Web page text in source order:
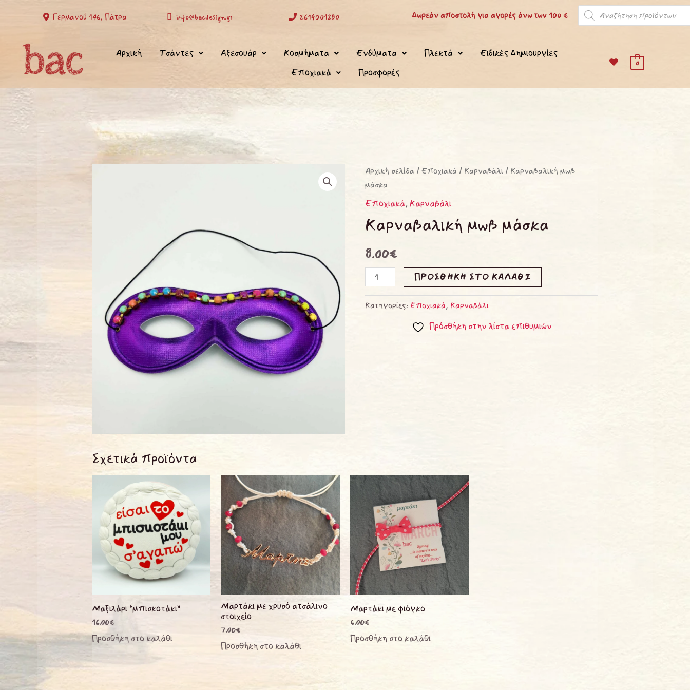
Γερμανού 146, Πάτρα info@bacdesign.gr 2614001280 Δωρεάν αποστολή για αγορές άνω των 100 €
Products
search
Αρχική Τσάντες Αξεσουάρ Κοσμήματα Ενδύματα Πλεκτά
Ειδικές Δημιουργίες
Εποχιακά
Προσφορές
0
Αρχική σελίδα /Εποχιακά / Καρναβάλι / Καρναβαλική μωβ
μάσκα
Εποχιακά, Καρναβάλι
Καρναβαλική μωβ μάσκα
8.00€
Καρναβαλική
μωβ
μάσκα
ποσότητα
ΠΡΟΣΘΉΚΗ ΣΤΟ ΚΑΛΆΘΙ
Κατηγορίες:Εποχιακά, Καρναβάλι
Πρόσθήκη στην λίστα επιθυμιών
Σχετικά προϊόντα
Μαξιλάρι “μπισκοτάκι”
16.00€
Προσθήκη στο καλάθι
Μαρτάκι με χρυσό ατσάλινο
στοιχείο
7.00€
Προσθήκη στο καλάθι
Μαρτάκι με φιόγκο
6.00€
Προσθήκη στο καλάθι